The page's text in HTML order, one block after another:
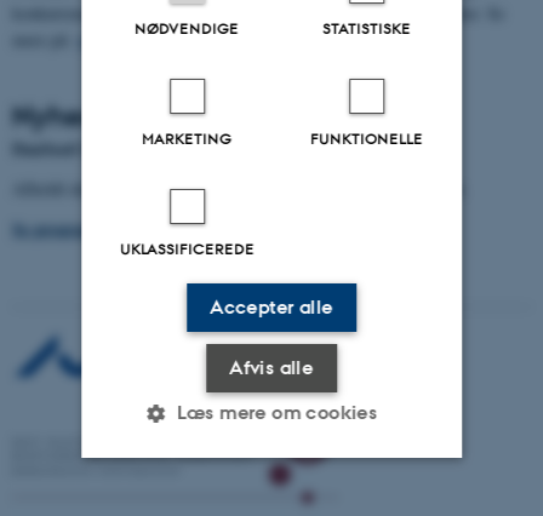
konkurrenceevne gennem støtte til forsknings- og forsøgsaktiviteter. Se
www.frøafgiftsfonden.dk
Nyheder
DanSeed Symposium 2026
Afholdt den 2.-3. marts 2026 på Kobæk Strand Konferencecenter.
Se programmet for symposiet her.
NØDVENDIGE STATISTISKE
MARKETING FUNKTIONELLE
UKLASSIFICEREDE
Accepter alle
Afvis alle
Læs mere om cookies
Statistiske